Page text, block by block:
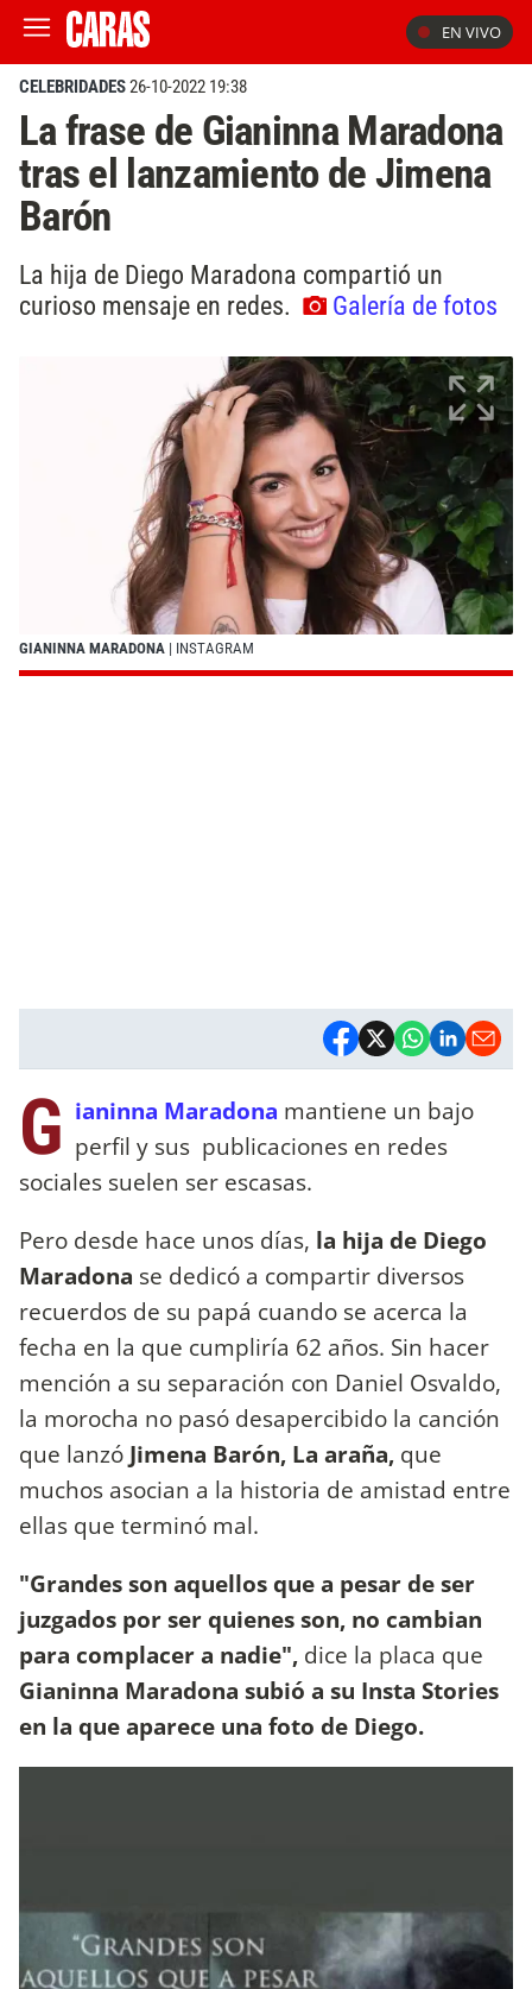
EN VIVO
CELEBRIDADES26-10-2022 19:38
La frase de Gianinna Maradona
tras el lanzamiento de Jimena
Barón
La hija de Diego Maradona compartió un
curioso mensaje en redes.
Galería de fotos
GIANINNA MARADONA | INSTAGRAM
G ianinna Maradona mantiene un bajo
perfil y sus publicaciones en redes
sociales suelen ser escasas.
Pero desde hace unos días, la hija de Diego
Maradona se dedicó a compartir diversos
recuerdos de su papá cuando se acerca la
fecha en la que cumpliría 62 años. Sin hacer
mención a su separación con Daniel Osvaldo,
la morocha no pasó desapercibido la canción
que lanzó Jimena Barón, La araña, que
muchos asocian a la historia de amistad entre
ellas que terminó mal.
"Grandes son aquellos que a pesar de ser
juzgados por ser quienes son, no cambian
para complacer a nadie", dice la placa que
Gianinna Maradona subió a su Insta Stories
en la que aparece una foto de Diego.